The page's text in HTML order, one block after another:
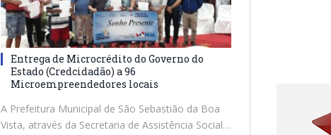
Entrega de Microcrédito do Governo do
Estado (Credcidadão) a 96
Microempreendedores locais
A Prefeitura Municipal de São Sebastião da Boa
Vista, através da Secretaria de Assistência Social…